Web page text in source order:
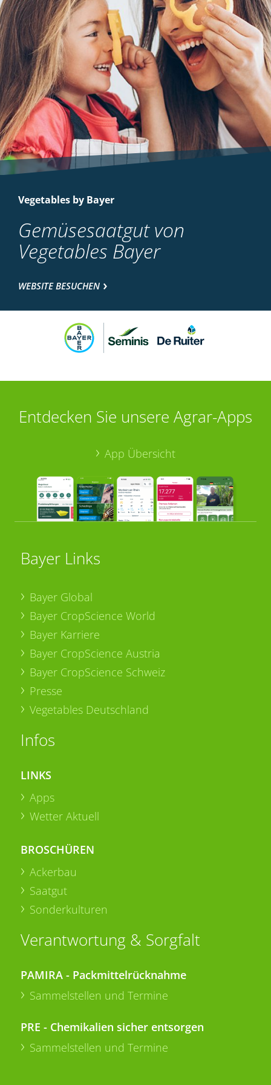
Vegetables by Bayer
Gemüsesaatgut von
Vegetables Bayer
WEBSITE BESUCHEN
Entdecken Sie unsere Agrar-Apps
App Übersicht
Bayer Links
Bayer Global
Bayer CropScience World
Bayer Karriere
Bayer CropScience Austria
Bayer CropScience Schweiz
Presse
Vegetables Deutschland
Infos
LINKS
Apps
Wetter Aktuell
BROSCHÜREN
Ackerbau
Saatgut
Sonderkulturen
Verantwortung & Sorgfalt
PAMIRA - Packmittelrücknahme
Sammelstellen und Termine
PRE - Chemikalien sicher entsorgen
Sammelstellen und Termine